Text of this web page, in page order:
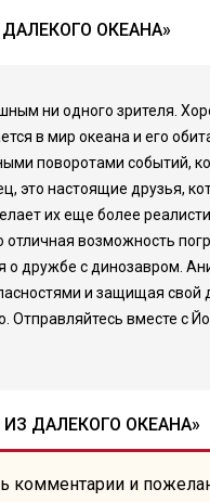
ОКЕАНА»
ни одного зрителя.
в мир океана и его
поворотами событий,
это настоящие друзья,
их еще более
возможность
дружбе с динозавром.
и защищая
вместе с
ДАЛЕКОГО ОКЕАНА»
комментарии и